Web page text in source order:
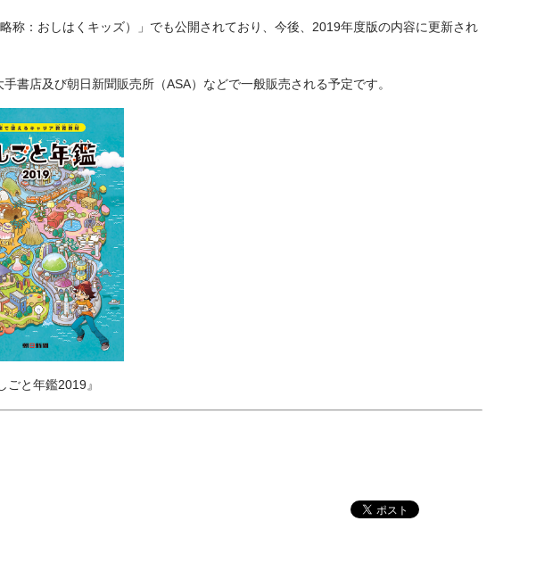
称：おしはくキッズ）」でも公開されており、今後、2019年度版の内容に更新され
書店及び朝日新聞販売所（ASA）などで一般販売される予定です。
ごと年鑑2019』